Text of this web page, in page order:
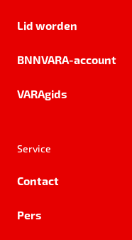
Lid worden
BNNVARA-account
VARAgids
Service
Contact
Pers